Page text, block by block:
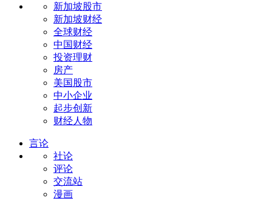
新加坡股市
新加坡财经
全球财经
中国财经
投资理财
房产
美国股市
中小企业
起步创新
财经人物
言论
社论
评论
交流站
漫画